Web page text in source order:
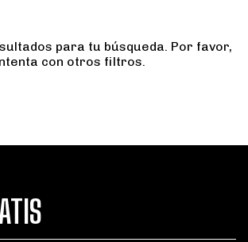
para tu búsqueda. Por favor,
con otros filtros.